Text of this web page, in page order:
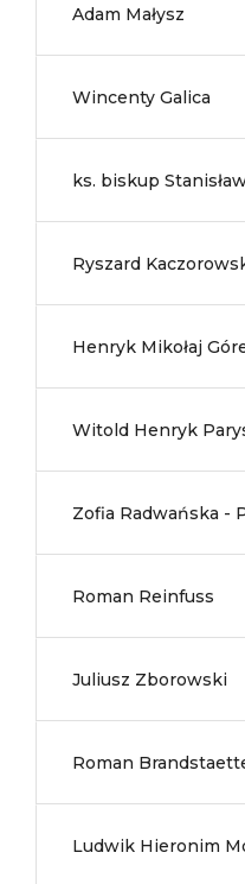
Adam Małysz
Wincenty Galica
ks. biskup
Ryszard
Henryk Mikołaj
Witold Henryk
Zofia Radwańska -
Roman Reinfuss
Juliusz Zborowski
Roman
Ludwik Hieronim